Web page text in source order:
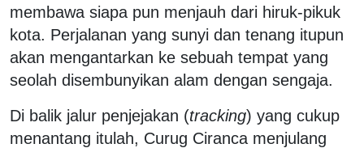
membawa siapa pun menjauh dari hiruk-pikuk
kota. Perjalanan yang sunyi dan tenang itupun
akan mengantarkan ke sebuah tempat yang
seolah disembunyikan alam dengan sengaja.
Di balik jalur penjejakan (tracking) yang cukup
menantang itulah, Curug Ciranca menjulang